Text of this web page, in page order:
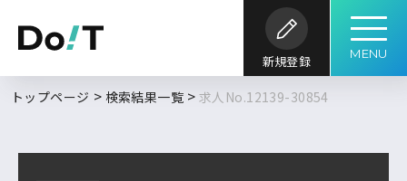
新規登録 MENU
勤務地 職種 開発内容
言語 キーワード
トップページ 検索結果一覧 求人No.12139-30854